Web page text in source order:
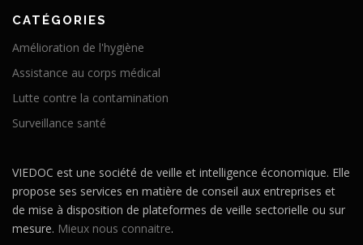
CATÉGORIES
Amélioration de l'hygiène
Assistance au corps médical
Lutte contre la contamination
Surveillance santé
VIEDOC est une société de veille et intelligence économique. Elle
propose ses services en matière de conseil aux entreprises et
de mise à disposition de plateformes de veille sectorielle ou sur
mesure. Mieux nous connaitre.